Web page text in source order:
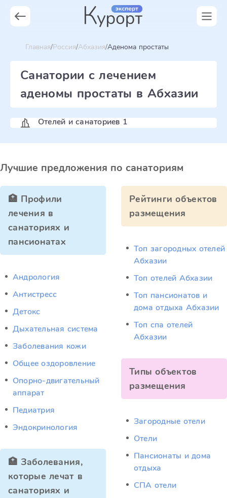
Главная Россия Абхазия Аденома простаты
Санатории с лечением
аденомы простаты в Абхазии
Отелей и санаториев 1
Лучшие предложения по санаториям
🏥 Профили
лечения в
санаториях и
пансионатах
Андрология
Антистресс
Детокс
Дыхательная система
Заболевания кожи
Общее оздоровление
Опорно-двигательный
аппарат
Педиатрия
Эндокринология
🏥 Заболевания,
которые лечат в
санаториях и
Рейтинги объектов
размещения
Топ загородных отелей
Абхазии
Топ отелей Абхазии
Топ пансионатов и
дома отдыха Абхазии
Топ спа отелей
Абхазии
Типы объектов
размещения
Загородные отели
Отели
Пансионаты и дома
отдыха
СПА отели